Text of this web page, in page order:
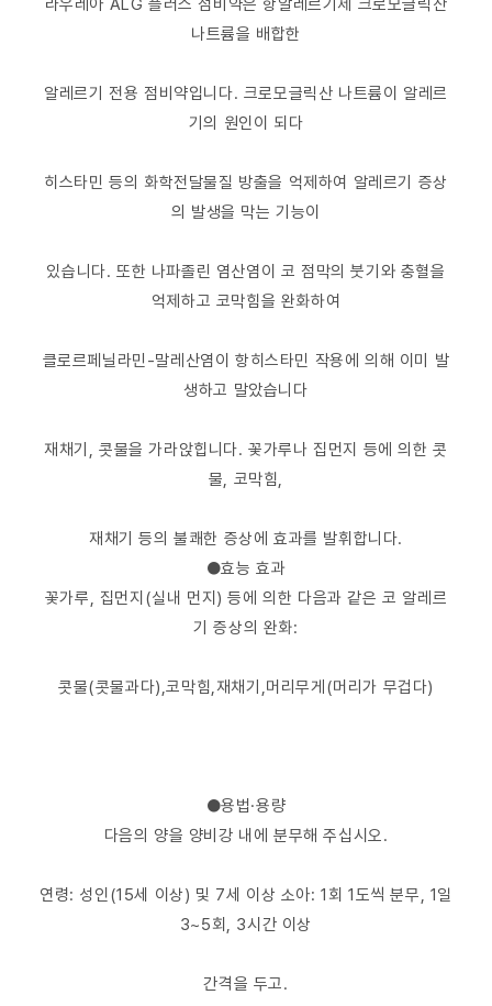
라우레아 ALG 플러스 점비약은 항알레르기제 크로모글릭산
나트륨을 배합한
알레르기 전용 점비약입니다. 크로모글릭산 나트륨이 알레르
기의 원인이 되다
히스타민 등의 화학전달물질 방출을 억제하여 알레르기 증상
의 발생을 막는 기능이
있습니다. 또한 나파졸린 염산염이 코 점막의 붓기와 충혈을
억제하고 코막힘을 완화하여
클로르페닐라민-말레산염이 항히스타민 작용에 의해 이미 발
생하고 말았습니다
재채기, 콧물을 가라앉힙니다. 꽃가루나 집먼지 등에 의한 콧
물, 코막힘,
재채기 등의 불쾌한 증상에 효과를 발휘합니다.
●효능 효과
꽃가루, 집먼지(실내 먼지) 등에 의한 다음과 같은 코 알레르
기 증상의 완화:
콧물(콧물과다),코막힘,재채기,머리무게(머리가 무겁다)
●용법·용량
다음의 양을 양비강 내에 분무해 주십시오.
연령: 성인(15세 이상) 및 7세 이상 소아: 1회 1도씩 분무, 1일
3~5회, 3시간 이상
간격을 두고.